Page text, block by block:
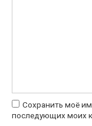
Сохранить моё
последующих моих